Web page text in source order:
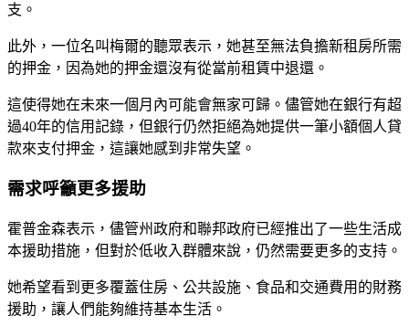
支。
此外，一位名叫梅爾的聽眾表示，她甚至無法負擔新租房所需
的押金，因為她的押金還沒有從當前租賃中退還。
這使得她在未來一個月內可能會無家可歸。儘管她在銀行有超
過40年的信用記錄，但銀行仍然拒絕為她提供一筆小額個人貸
款來支付押金，這讓她感到非常失望。
需求呼籲更多援助
霍普金森表示，儘管州政府和聯邦政府已經推出了一些生活成
本援助措施，但對於低收入群體來說，仍然需要更多的支持。
她希望看到更多覆蓋住房、公共設施、食品和交通費用的財務
援助，讓人們能夠維持基本生活。